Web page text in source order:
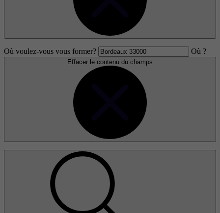
Où voulez-vous vous former? Où ?
Effacer le contenu du champs